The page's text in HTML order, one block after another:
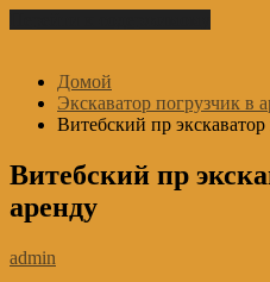
Домой
Экскаватор погрузчик в
Витебский пр
Витебский пр
аренду
admin